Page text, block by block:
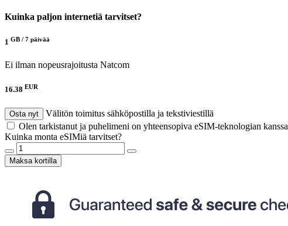
Kuinka paljon internetiä tarvitset?
1 GB / 7 päivää
Ei ilman nopeusrajoitusta Natcom
16.38 EUR
Osta nyt
Välitön toimitus sähköpostilla ja tekstiviestillä
Olen tarkistanut ja puhelimeni on yhteensopiva eSIM-teknologian kanssa
Kuinka monta eSIMiä tarvitset?
Maksa kortilla